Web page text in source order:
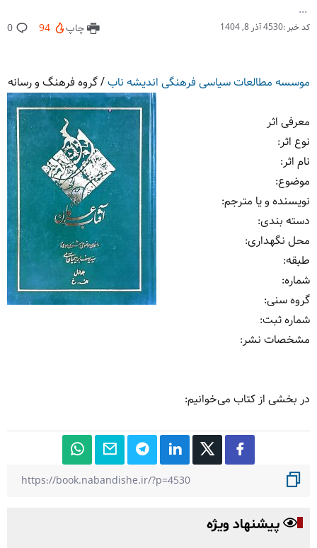
‏‫ ‏‬...
کد خبر :4530 آذر 8, 1404 چاپ 94
0
موسسه مطالعات سیاسی فرهنگی اندیشه ناب/گروه فرهنگ و رسانه
معرفی اثر
نوع اثر:
نام اثر:
موضوع:
نویسنده و یا مترجم:
دسته بندی:
محل نگهداری:
طبقه:
شماره:
گروه سنی:
شماره ثبت:
مشخصات نشر: ‏‫
در بخشی از کتاب می‌خوانیم:
پیشنهاد ویژه